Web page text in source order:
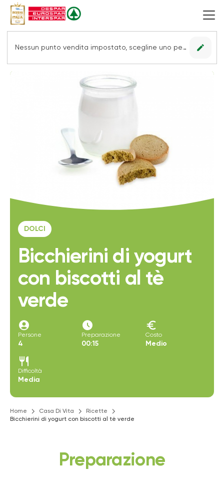
Nessun punto vendita impostato, scegline uno per vedere le offerte. edit
DOLCI
Bicchierini di yogurt
con biscotti al tè
verde
account_circle
Persone
4
access_time_filled
Preparazione
00:15
euro
Costo
Medio
restaurant
Difficoltà
Media
Home Casa Di Vita
Ricette
Bicchierini di yogurt con biscotti al tè verde
Preparazione